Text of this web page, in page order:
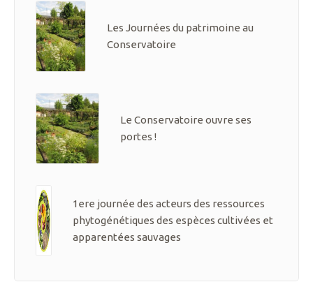
Les Journées du patrimoine au
Conservatoire
Le Conservatoire ouvre ses
portes !
1ere journée des acteurs des ressources
phytogénétiques des espèces cultivées et
apparentées sauvages